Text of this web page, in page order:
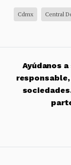
Cdmx Central
Ayúdanos